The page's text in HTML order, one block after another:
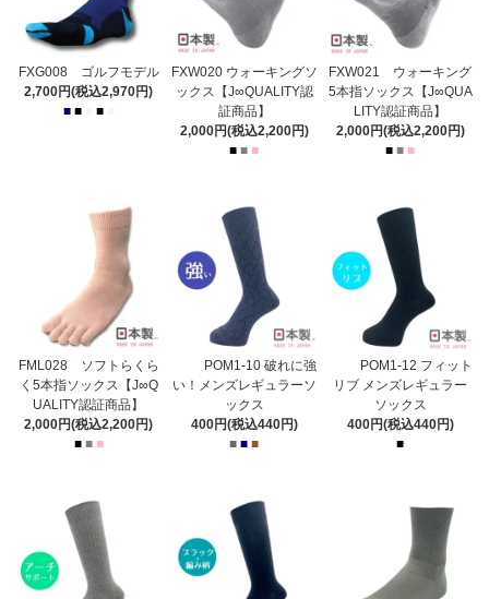
FXG008 ゴルフモデル
2,700円(税込2,970円)
■ ■ ■
FXW020 ウォーキングソ
ックス【J∞QUALITY認
証商品】
2,000円(税込2,200円)
■ ■ ■
FXW021 ウォーキング
5本指ソックス【J∞QUA
LITY認証商品】
2,000円(税込2,200円)
■ ■ ■
FML028 ソフトらくら
く5本指ソックス【J∞Q
UALITY認証商品】
2,000円(税込2,200円)
■ ■ ■
POM1-10 破れに強
い！メンズレギュラーソ
ックス
400円(税込440円)
■ ■ ■
POM1-12 フィット
リブ メンズレギュラー
ソックス
400円(税込440円)
■